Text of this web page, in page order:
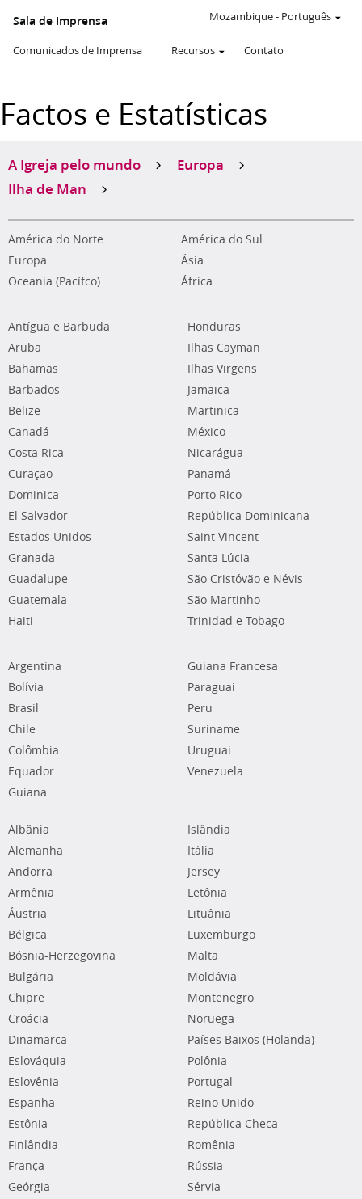
Sala de Imprensa
Comunicados de Imprensa Recursos Contato
Mozambique- Português
Factos e Estatísticas
A Igreja pelo mundo
Europa
Ilha de Man
América do Norte
América do Sul
Europa
Ásia
Oceania (Pacífco)
África
Antígua e Barbuda
Aruba
Bahamas
Barbados
Belize
Canadá
Costa Rica
Curaçao
Dominica
El Salvador
Estados Unidos
Granada
Guadalupe
Guatemala
Haiti
Honduras
Ilhas Cayman
Ilhas Virgens
Jamaica
Martinica
México
Nicarágua
Panamá
Porto Rico
República Dominicana
Saint Vincent
Santa Lúcia
São Cristóvão e Névis
São Martinho
Trinidad e Tobago
Argentina
Bolívia
Brasil
Chile
Colômbia
Equador
Guiana
Guiana Francesa
Paraguai
Peru
Suriname
Uruguai
Venezuela
Albânia
Alemanha
Andorra
Armênia
Áustria
Bélgica
Bósnia-Herzegovina
Bulgária
Chipre
Croácia
Dinamarca
Eslováquia
Eslovênia
Espanha
Estônia
Finlândia
França
Geórgia
Islândia
Itália
Jersey
Letônia
Lituânia
Luxemburgo
Malta
Moldávia
Montenegro
Noruega
Países Baixos (Holanda)
Polônia
Portugal
Reino Unido
República Checa
Romênia
Rússia
Sérvia